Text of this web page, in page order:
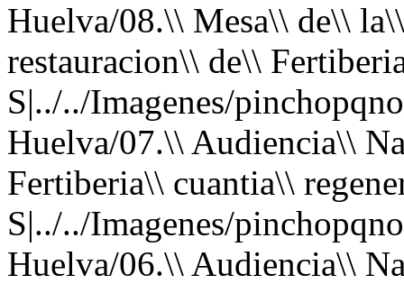
Huelva/08.\\ Mesa\\ de\\
restauracion\\ de\\
S|../../Imagenes/
Huelva/07.\\ Audiencia\\
Fertiberia\\ cuantia\\
S|../../Imagenes/
Huelva/06.\\ Audiencia\\